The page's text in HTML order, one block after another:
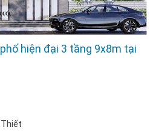
hiện đại 3 tầng 9x8m tại